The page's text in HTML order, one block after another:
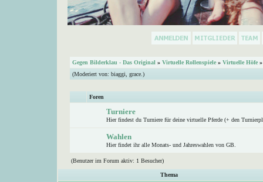
Gegen Bilderklau - Das Original » Virtuelle Rollenspiele» Virtuelle Höfe»
(Moderiert von: biaggi grace. )
Foren
Turniere
Hier findest du Turniere für deine virtuelle Pferde (+ den
Wahlen
Hier findet ihr alle Monats- und Jahreswahlen von GB.
(Benutzer im Forum aktiv: 1 Besucher)
Thema